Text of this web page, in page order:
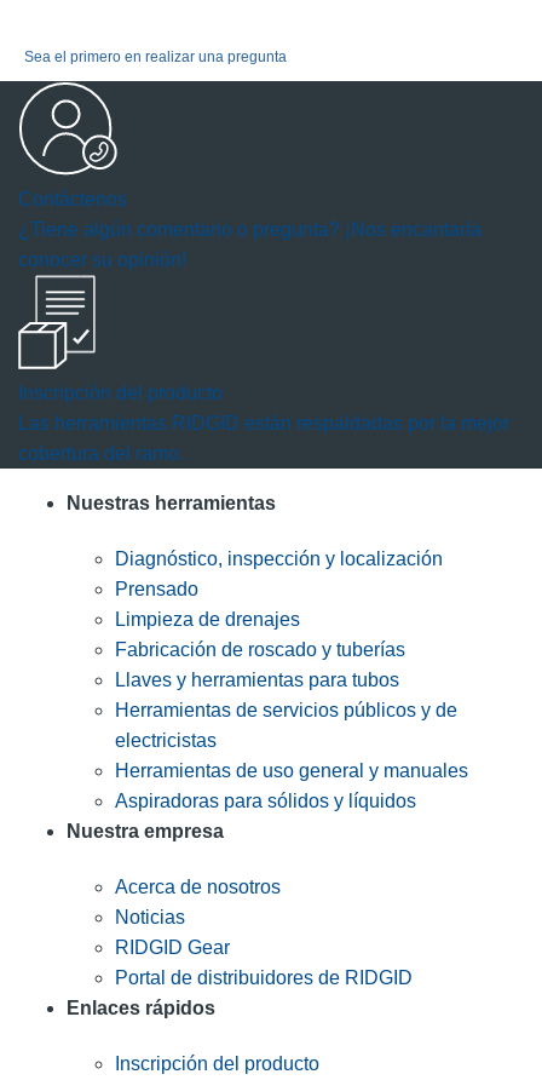
Sea el primero en realizar una pregunta
Contáctenos
¿Tiene algún comentario o pregunta? ¡Nos encantaría
conocer su opinión!
Inscripción del producto
Las herramientas RIDGID están respaldadas por la mejor
cobertura del ramo.
Nuestras herramientas
Diagnóstico, inspección y localización
Prensado
Limpieza de drenajes
Fabricación de roscado y tuberías
Llaves y herramientas para tubos
Herramientas de servicios públicos y de
electricistas
Herramientas de uso general y manuales
Aspiradoras para sólidos y líquidos
Nuestra empresa
Acerca de nosotros
Noticias
RIDGID Gear
Portal de distribuidores de RIDGID
Enlaces rápidos
Inscripción del producto